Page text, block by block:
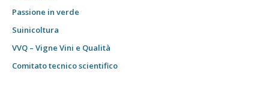
Passione in verde
Suinicoltura
VVQ – Vigne Vini e Qualità
Comitato tecnico scientifico